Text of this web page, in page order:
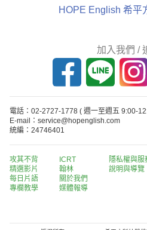
HOPE English 希平
加入我們 /
電話：02-2727-1778 ( 週一至週五 9:00-
E-mail：service@hopenglish.com
統編：24746401
攻其不背
精選影片
每日片語
專欄教學
ICRT
翰林
關於我們
媒體報導
隱私權與服
說明與導覽